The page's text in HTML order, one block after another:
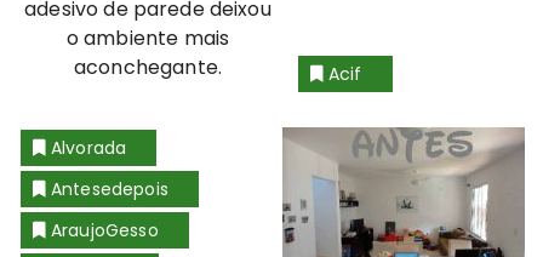
adesivo de parede deixou
o ambiente mais
aconchegante.
Acif
Alvorada
Antesedepois
AraujoGesso